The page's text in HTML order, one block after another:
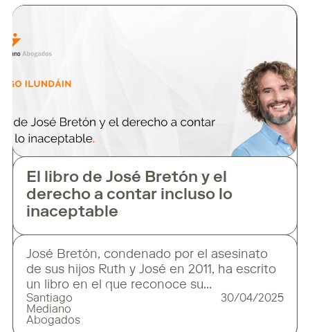
El libro de José Bretón y el
derecho a contar incluso lo
inaceptable
José Bretón, condenado por el asesinato
de sus hijos Ruth y José en 2011, ha escrito
un libro en el que reconoce su
responsabilidad en los hechos. La
publicación ha reabierto heridas y
Santiago
Mediano
Abogados
30/04/2025